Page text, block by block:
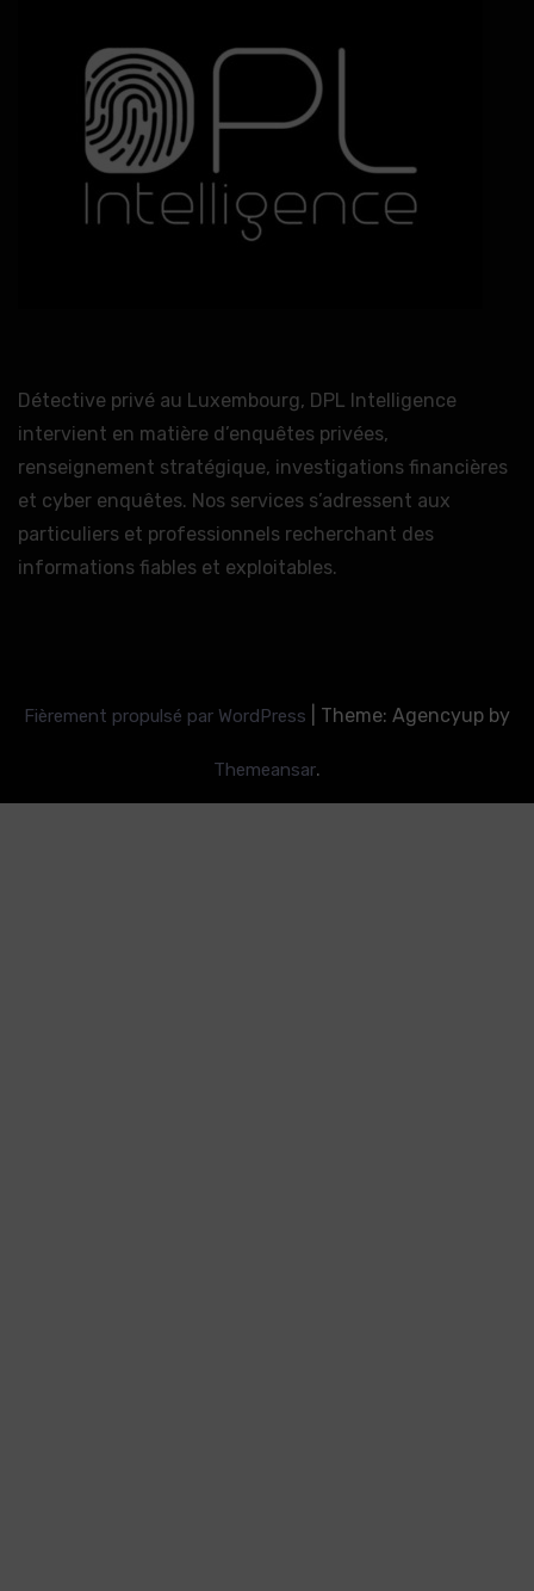
Détective privé au Luxembourg, DPL Intelligence
intervient en matière d’enquêtes privées,
renseignement stratégique, investigations financières
et cyber enquêtes. Nos services s’adressent aux
particuliers et professionnels recherchant des
informations fiables et exploitables.
Fièrement propulsé par WordPress Theme: Agencyup by
Themeansar.